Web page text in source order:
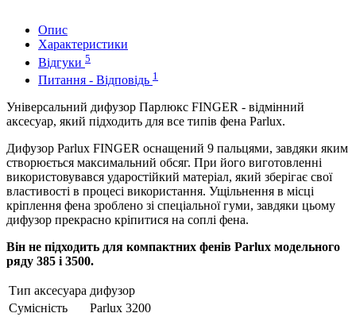
Опис
Характеристики
Відгуки 5
Питання - Відповідь 1
Універсальний дифузор Парлюкс FINGER - відмінний
аксесуар, який підходить для все типів фена Parlux.
Дифузор Parlux FINGER оснащений 9 пальцями, завдяки яким
створюється максимальний обсяг. При його виготовленні
використовувався ударостійкий матеріал, який зберігає свої
властивості в процесі використання. Ущільнення в місці
кріплення фена зроблено зі спеціальної гуми, завдяки цьому
дифузор прекрасно кріпитися на соплі фена.
Він не підходить для компактних фенів Parlux модельного
ряду 385 і 3500.
Тип аксесуара дифузор
Сумісність
Parlux 3200